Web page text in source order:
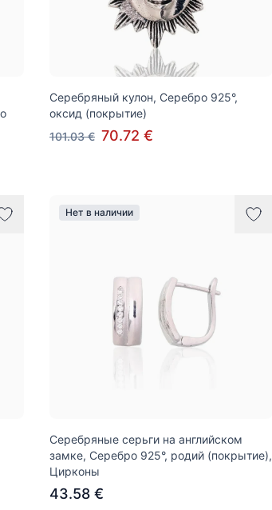
Серебряный кулон, Серебро 925°,
оксид (покрытие)
101.03 € 70.72 €
Нет в наличии
Серебряные серьги на английском
замке, Серебро 925°, родий (покрытие),
Цирконы
43.58 €